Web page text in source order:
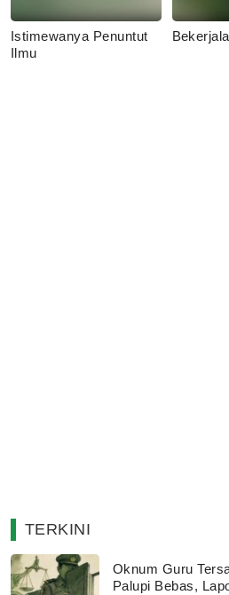
Istimewanya Penuntut
Ilmu
TERKINI
Oknum Guru
Palupi Bebas,